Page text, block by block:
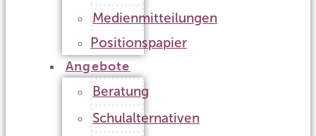
Medienmitteilungen
Positionspapier
Angebote
Beratung
Schulalternativen